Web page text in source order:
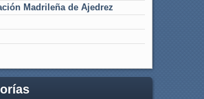
Madrileña de Ajedrez